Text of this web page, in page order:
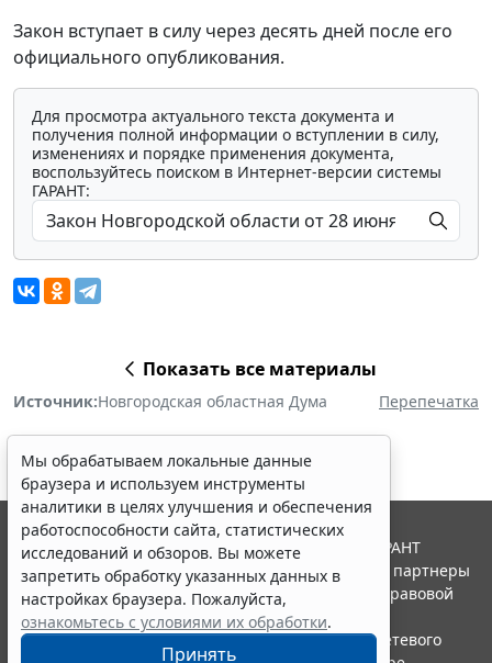
Закон вступает в силу через десять дней после его
официального опубликования.
Для просмотра актуального текста документа и
получения полной информации о вступлении в силу,
изменениях и порядке применения документа,
воспользуйтесь поиском в Интернет-версии системы
ГАРАНТ:
Показать все материалы
Источник:Новгородская областная Дума Перепечатка
Мы обрабатываем локальные данные
браузера и используем инструменты
аналитики в целях улучшения и обеспечения
работоспособности сайта, статистических
исследований и обзоров. Вы можете
запретить обработку указанных данных в
настройках браузера. Пожалуйста,
ознакомьтесь с условиями их обработки.
Принять
© ООО "НПП "ГАРАНТ-СЕРВИС", 2026. Система ГАРАНТ
выпускается с 1990 года. Компания "Гарант" и ее партнеры
являются участниками Российской ассоциации правовой
информации ГАРАНТ.
Портал ГАРАНТ.РУ зарегистрирован в качестве сетевого